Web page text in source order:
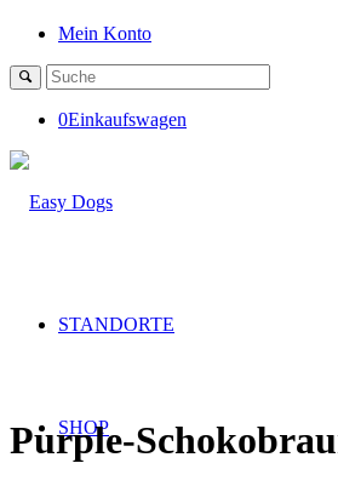
Mein Konto
0Einkaufswagen
STANDORTE
SHOP
Purple-